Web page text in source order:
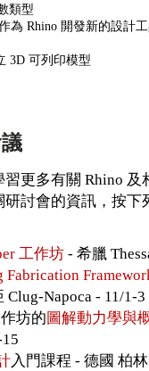
類型
為 Rhino 開發新的設計
3D 可列印模型
更多有關 Rhino 及
研討會的資訊，按下
工作坊 - 希臘
Fabrication
Clug-Napoca - 11/1-3
坊的 圖解動力學與
入門課程 - 德國 柏